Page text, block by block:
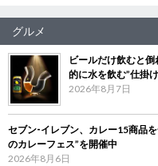
グルメ
ビールだけ飲むと
的に水を飲む”仕掛
2026年8月7日
セブン‐イレブン、カレー15商品
のカレーフェス”を開催中
2026年8月6日